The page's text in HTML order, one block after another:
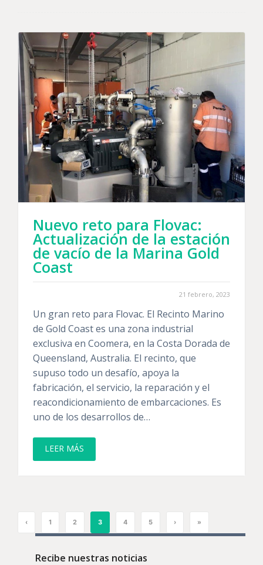
Nuevo reto para Flovac:
Actualización de la estación
de vacío de la Marina Gold
Coast
21 febrero, 2023
Un gran reto para Flovac. El Recinto Marino
de Gold Coast es una zona industrial
exclusiva en Coomera, en la Costa Dorada de
Queensland, Australia. El recinto, que
supuso todo un desafío, apoya la
fabricación, el servicio, la reparación y el
reacondicionamiento de embarcaciones. Es
uno de los desarrollos de…
LEER MÁS
‹ 1 2 3 4 5 › »
Recibe nuestras noticias